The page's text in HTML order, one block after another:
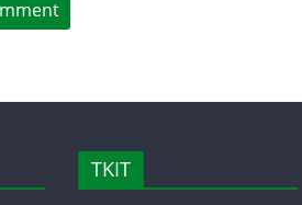
TKIT